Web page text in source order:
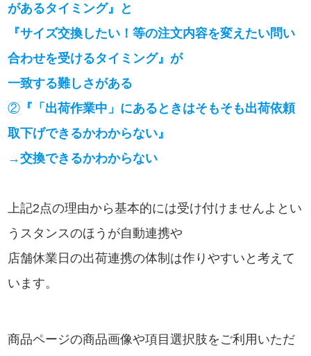
があるタイミング』と
『サイズ交換したい！等の注文内容を変えたい問い
合わせを受けるタイミング』が
一致する難しさがある
② 『「出荷作業中」にあるときはそもそも出荷依頼
取下げできるかわからない』
→交換できるかわからない
上記2点の理由から基本的には受け付けませんよとい
うスタンスのほうが自動連携や
店舗休業日の出荷連携の体制は作りやすいと考えて
います。
商品ページの商品画像や項目選択肢をご利用いただ